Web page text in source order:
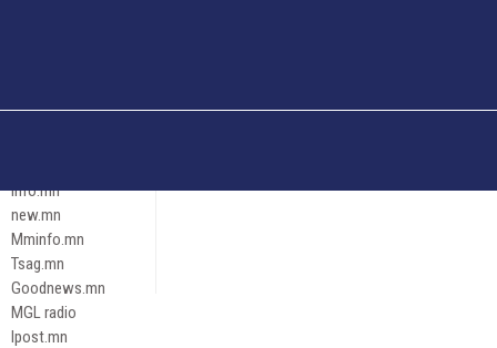
Эрх зүй
info.mn
new.mn
Mminfo.mn
Tsag.mn
Goodnews.mn
MGL radio
Ipost.mn